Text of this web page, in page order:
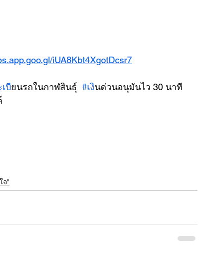
iUA8Kbt4XgotDcsr7
บียนรถในกาฬสินธุ์ #เงินด่วนอนุมันไว 30 นาที
จ"